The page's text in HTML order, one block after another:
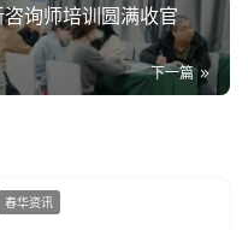
询师培训圆满收官
下一篇
春华资讯